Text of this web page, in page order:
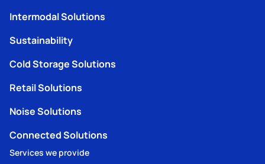
Intermodal Solutions
Sustainability
Cold Storage Solutions
Retail Solutions
Noise Solutions
Connected Solutions
Services we provide